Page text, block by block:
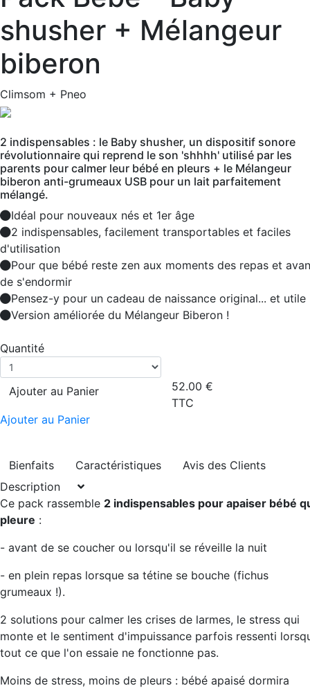
shusher + Mélangeur
biberon
Climsom + Pneo
2 indispensables : le Baby shusher, un dispositif sonore
révolutionnaire qui reprend le son 'shhhh' utilisé par les
parents pour calmer leur bébé en pleurs + le Mélangeur
biberon anti-grumeaux USB pour un lait parfaitement
mélangé.
Idéal pour nouveaux nés et 1er âge
2 indispensables, facilement transportables et faciles
d'utilisation
Pour que bébé reste zen aux moments des repas et
de s'endormir
Pensez-y pour un cadeau de naissance original... et utile
Version améliorée du Mélangeur Biberon !
Quantité
Ajouter au Panier
Ajouter au Panier
52.00 €
TTC
Bienfaits Caractéristiques
Avis des Clients
Description
Ce pack rassemble 2 indispensables pour apaiser bébé
pleure :
- avant de se coucher ou lorsqu'il se réveille la nuit
- en plein repas lorsque sa tétine se bouche (fichus
grumeaux !).
2 solutions pour calmer les crises de larmes, le stress qui
monte et le sentiment d'impuissance parfois ressenti
tout ce que l'on essaie ne fonctionne pas.
Moins de stress, moins de pleurs : bébé apaisé dormira